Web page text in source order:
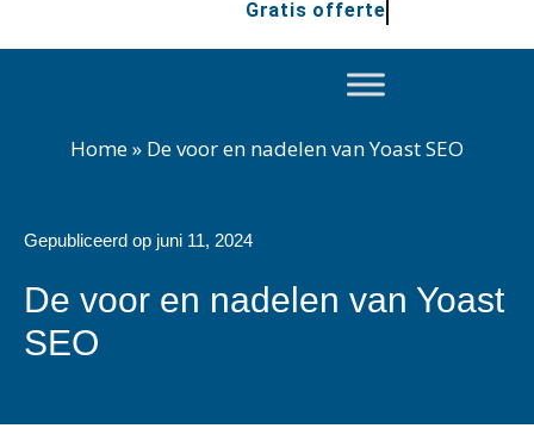
Gratis offerte
Home» De voor en nadelen van Yoast SEO
Gepubliceerd op juni 11, 2024
De voor en nadelen van Yoast
SEO